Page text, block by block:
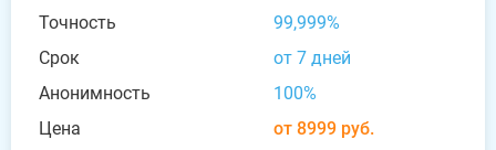
Точность
99,999%
Срок
от 7 дней
Анонимность
100%
Цена
от 8999 руб.